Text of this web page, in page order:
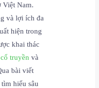
Việt Nam.
và lợi ích đa
hiện trong
khai thác
cổ truyền và
bài viết
hiểu sâu